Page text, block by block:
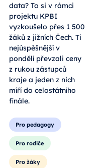
data? To si v rámci
projektu KPBI
vyzkoušelo přes 1 500
žáků z jižních Čech. Ti
nejúspěšnější v
pondělí převzali ceny
z rukou zástupců
kraje a jeden z nich
míří do celostátního
finále.
Pro pedagogy
Pro rodiče
Pro žáky